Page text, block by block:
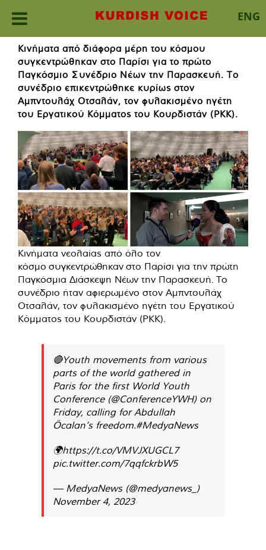
ENG
content
Κινήματα από διάφορα μέρη του κόσμου
συγκεντρώθηκαν στο Παρίσι για το πρώτο
Παγκόσμιο Συνέδριο Νέων την Παρασκευή. Το
συνέδριο επικεντρώθηκε κυρίως στον
Αμπντουλάχ Οτσαλάν, τον φυλακισμένο ηγέτη
του Εργατικού Κόμματος του Κουρδιστάν (PKK).
Κινήματα νεολαίας από όλο τον
κόσμο συγκεντρώθηκαν στο Παρίσι για την πρώτη
Παγκόσμια Διάσκεψη Νέων την Παρασκευή. Το
συνέδριο ήταν αφιερωμένο στον Αμπντουλάχ
Οτσαλάν, τον φυλακισμένο ηγέτη του Εργατικού
Κόμματος του Κουρδιστάν (PKK).
🔴Youth movements from various
parts of the world gathered in
Paris for the first World Youth
Conference (@ConferenceYWH) on
Friday, calling for Abdullah
Öcalan’s freedom.#MedyaNews
🌍https://t.co/VMVJXUGCL7
pic.twitter.com/7qqfckrbW5
— MedyaNews (@medyanews_)
November 4, 2023